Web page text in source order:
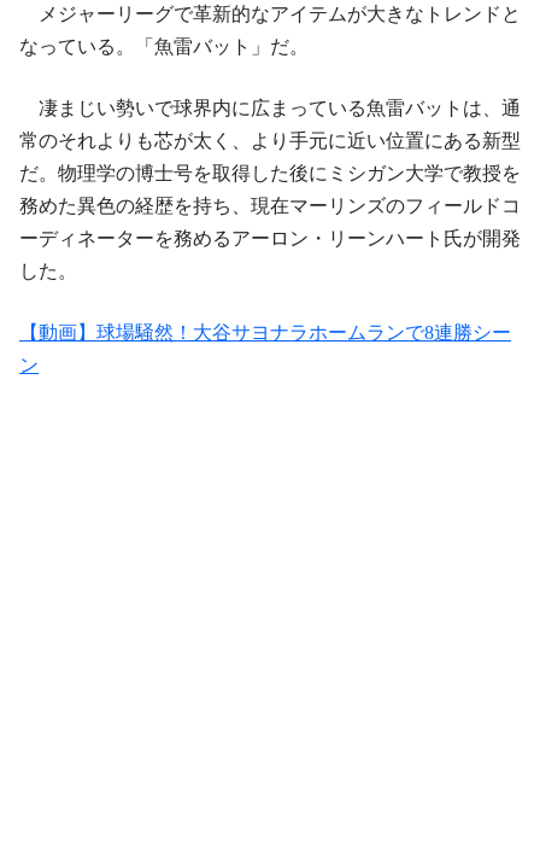
メジャーリーグで革新的なアイテムが大きなトレンドと
なっている。「魚雷バット」だ。
凄まじい勢いで球界内に広まっている魚雷バットは、通
常のそれよりも芯が太く、より手元に近い位置にある新型
だ。物理学の博士号を取得した後にミシガン大学で教授を
務めた異色の経歴を持ち、現在マーリンズのフィールドコ
ーディネーターを務めるアーロン・リーンハート氏が開発
した。
【動画】球場騒然！大谷サヨナラホームランで8連勝シー
ン